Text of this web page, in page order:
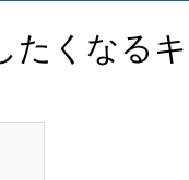
たくなる